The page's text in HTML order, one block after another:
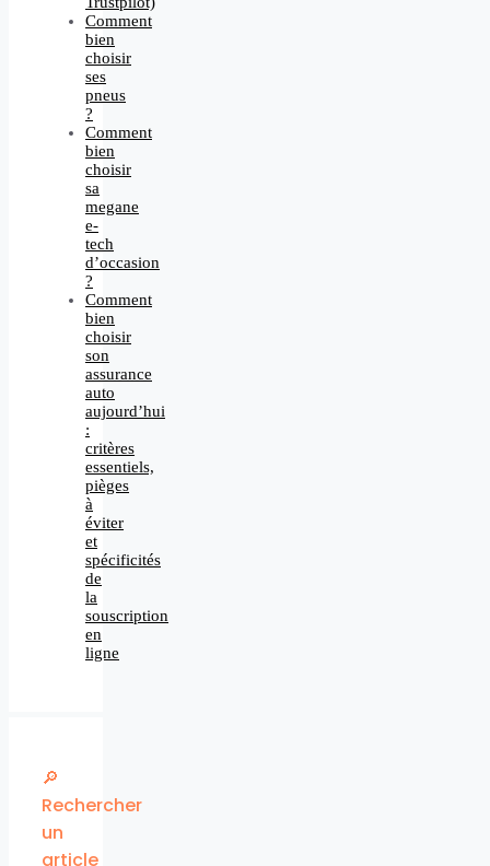
Comment
bien
choisir
ses
pneus
?
Comment
bien
choisir
sa
megane
e-
tech
d’occasion
?
Comment
bien
choisir
son
assurance
auto
aujourd’hui
:
critères
essentiels,
pièges
à
éviter
et
spécificités
de
la
souscription
en
ligne
🔎
Rechercher
un
article